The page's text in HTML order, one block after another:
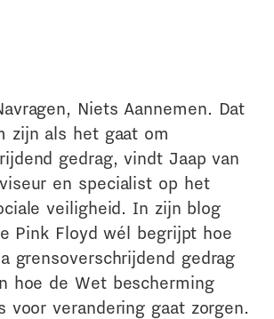
Niets Aannemen. Dat
zijn als het gaat om
gedrag, vindt Jaap van
en specialist op het
veiligheid. In zijn blog
Pink Floyd wél begrijpt hoe
grensoverschrijdend gedrag
hoe de Wet bescherming
voor verandering gaat zorgen.